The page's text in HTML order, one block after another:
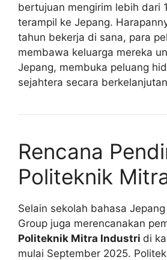
bertujuan mengirim lebih dari
terampil ke Jepang.
tahun bekerja di sana, para
membawa keluarga mereka
Jepang, membuka peluang
sejahtera secara
Rencana
Politeknik
Selain sekolah bahasa
Group juga merencanakan
Politeknik Mitra Industri di
mulai September 2025.